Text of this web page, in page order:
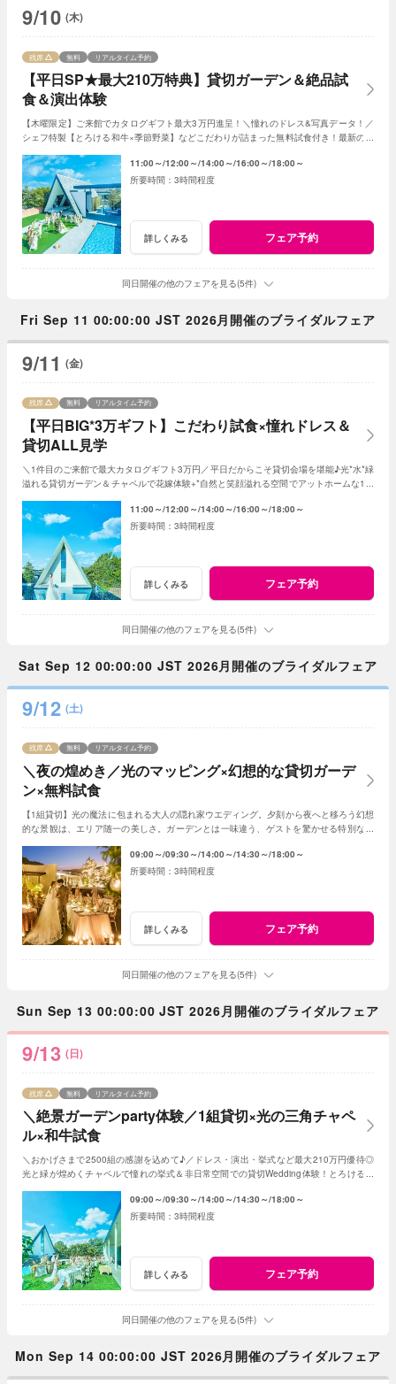
9/10 (木)
【平日SP★最大210万特典】貸切ガーデン＆絶品試
食＆演出体験
残席 無料 リアルタイム予約
【木曜限定】ご来館でカタログギフト最大3万円進呈！＼憧れのドレス&写真データ！／
シェフ特製【とろける和牛×季節野菜】などこだわりが詰まった無料試食付き！最新のマ
11:00～ 12:00～ 14:00～ 16:00～ 18:00～
3時間程度
詳しくみる フェア予約
同日開催の他のフェアを見る(5件)
Fri Sep 11 00:00:00 JST 2026月開催のブライダルフェア
9/11 (金)
【平日BIG*3万ギフト】こだわり試食×憧れドレス＆
貸切ALL見学
残席 無料 リアルタイム予約
＼1件目のご来館で最大カタログギフト3万円／平日だからこそ貸切会場を堪能♪光*水*緑
溢れる貸切ガーデン＆チャペルで花嫁体験+*自然と笑顔溢れる空間でアットホームな1日
11:00～ 12:00～ 14:00～ 16:00～ 18:00～
3時間程度
詳しくみる フェア予約
同日開催の他のフェアを見る(5件)
Sat Sep 12 00:00:00 JST 2026月開催のブライダルフェア
9/12 (土)
＼夜の煌めき／光のマッピング×幻想的な貸切ガーデ
ン×無料試食
残席 無料 リアルタイム予約
【1組貸切】光の魔法に包まれる大人の隠れ家ウエディング。夕刻から夜へと移ろう幻想
的な景観は、エリア随一の美しさ。ガーデンとは一味違う、ゲストを驚かせる特別な光
09:00～ 09:30～ 14:00～ 14:30～ 18:00～
3時間程度
詳しくみる フェア予約
同日開催の他のフェアを見る(5件)
Sun Sep 13 00:00:00 JST 2026月開催のブライダルフェア
9/13 (日)
＼絶景ガーデンparty体験／1組貸切×光の三角チャペ
ル×和牛試食
残席 無料 リアルタイム予約
＼おかげさまで2500組の感謝を込めて♪／ドレス・演出・挙式など最大210万円優待◎
光と緑が煌めくチャペルで憧れの挙式＆非日常空間での貸切Wedding体験！とろける和
09:00～ 09:30～ 14:00～ 14:30～ 18:00～
3時間程度
詳しくみる フェア予約
同日開催の他のフェアを見る(5件)
Mon Sep 14 00:00:00 JST 2026月開催のブライダルフェア